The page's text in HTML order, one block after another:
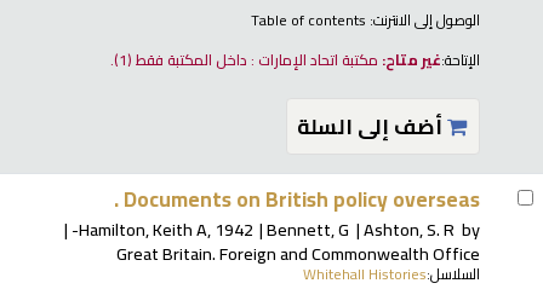
الوصول إلى الانترنت: Table of contents
الإتاحة:غير متاح: مكتبة اتحاد الإمارات : داخل المكتبة فقط(1).
أضف إلى السلة
Documents on British policy overseas .
by
Ashton, S. R
Bennett, G
Hamilton, Keith A, 1942-
Great Britain. Foreign and Commonwealth Office
السلاسل:Whitehall Histories